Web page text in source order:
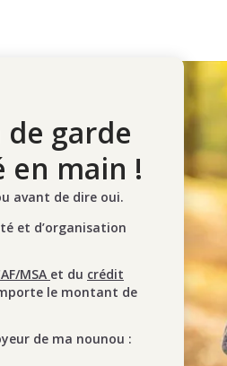
garde
en main !
avant de dire oui.
et d’organisation
MSA et du crédit
le montant de
de ma nounou :